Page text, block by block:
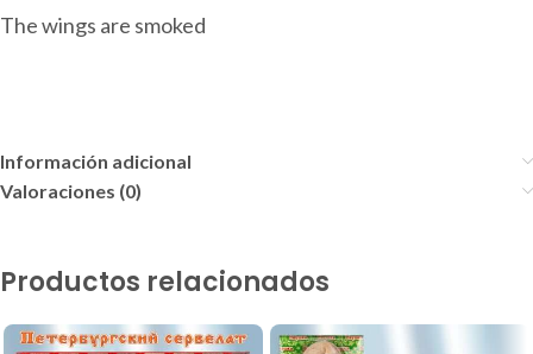
The wings are smoked
Información adicional
Valoraciones (0)
Productos relacionados